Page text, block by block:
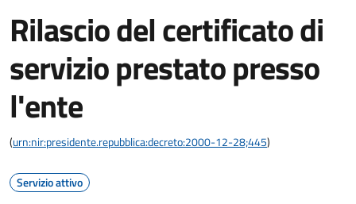
Rilascio del certificato di
servizio prestato presso
l'ente
(urn:nir:presidente.repubblica:decreto:2000-12-28;445)
Servizio attivo